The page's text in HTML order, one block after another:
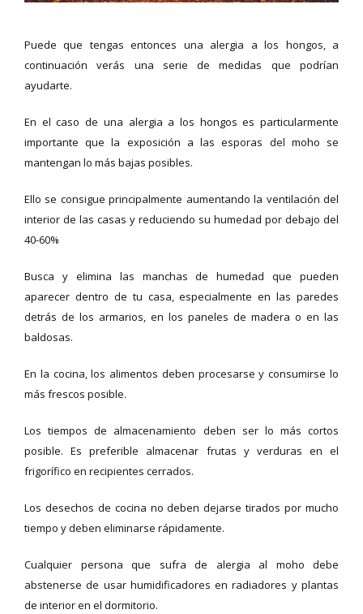
Puede que tengas entonces una alergia a los hongos, a
continuación verás una serie de medidas que podrían
ayudarte.
En el caso de una alergia a los hongos es particularmente
importante que la exposición a las esporas del moho se
mantengan lo más bajas posibles.
Ello se consigue principalmente aumentando la ventilación del
interior de las casas y reduciendo su humedad por debajo del
40-60%
Busca y elimina las manchas de humedad que pueden
aparecer dentro de tu casa, especialmente en las paredes
detrás de los armarios, en los paneles de madera o en las
baldosas.
En la cocina, los alimentos deben procesarse y consumirse lo
más frescos posible.
Los tiempos de almacenamiento deben ser lo más cortos
posible. Es preferible almacenar frutas y verduras en el
frigorífico en recipientes cerrados.
Los desechos de cocina no deben dejarse tirados por mucho
tiempo y deben eliminarse rápidamente.
Cualquier persona que sufra de alergia al moho debe
abstenerse de usar humidificadores en radiadores y plantas
de interior en el dormitorio.